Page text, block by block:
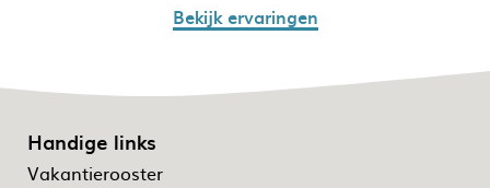
Bekijk ervaringen
Handige links
Vakantierooster